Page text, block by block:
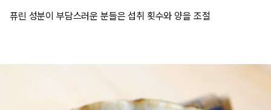
퓨린 성분이 부담스러운 분들은 섭취 횟수와 양을 조절